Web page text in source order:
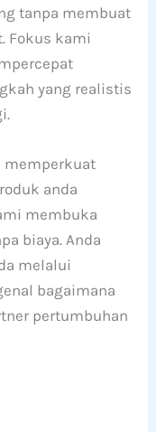
tanpa membuat
Fokus kami
yang realistis
memperkuat
anda
membuka
biaya. Anda
melalui
bagaimana
pertumbuhan